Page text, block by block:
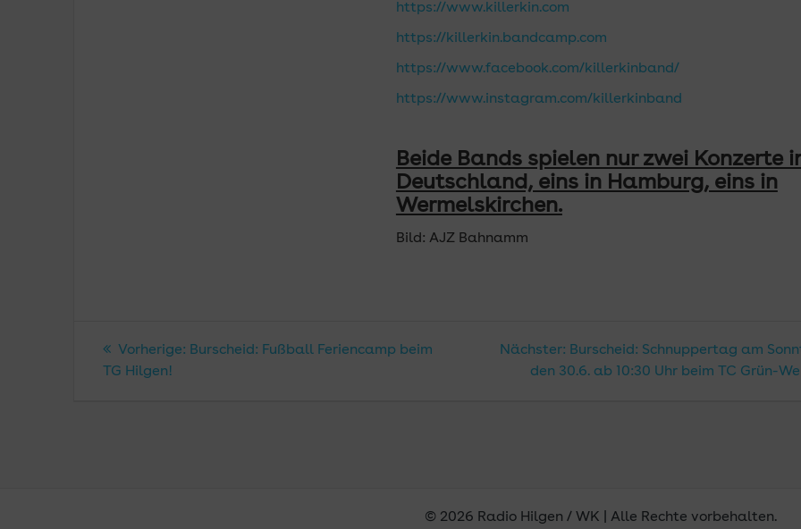
https://www.killerkin.com
https://killerkin.bandcamp.com
https://www.facebook.com/killerkinband/
https://www.instagram.com/killerkinband
Beide Bands spielen nur zwei Konzerte
Deutschland, eins in Hamburg, eins in
Wermelskirchen.
Bild: AJZ Bahnamm
Beitragsnavigation
Vorherige: Vorheriger
Burscheid: Fußball Feriencamp beim
TG Hilgen!
Nächster: Nächster
Beitrag:
Burscheid: Schnuppertag am
den 30.6. ab 10:30 Uhr beim TC Grün-
© 2026 Radio Hilgen / WK | Alle Rechte vorbehalten.